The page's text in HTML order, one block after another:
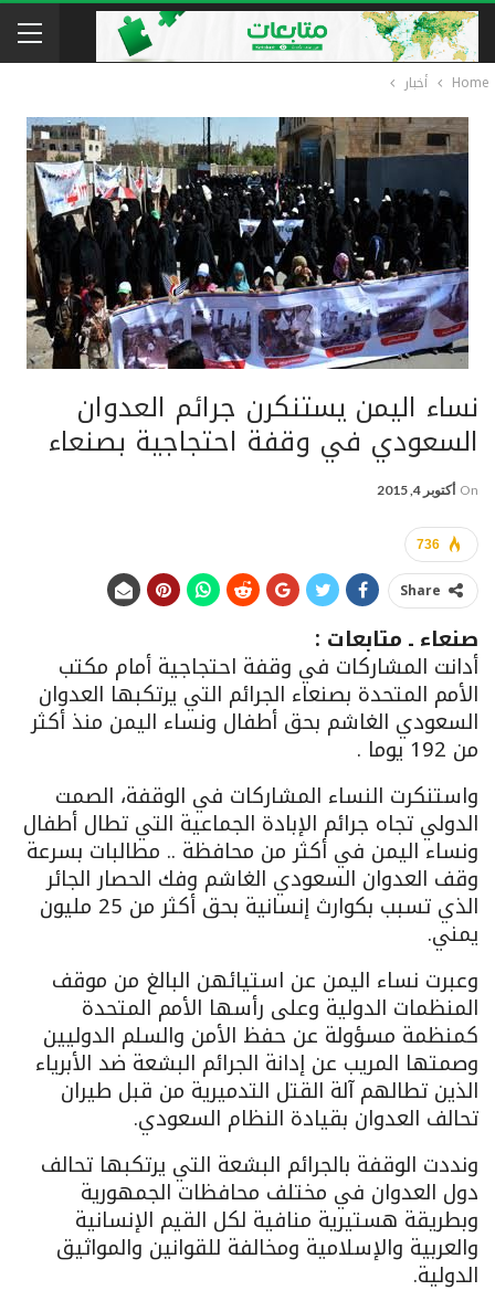
Home أخبار
نساء اليمن يستنكرن جرائم العدوان
السعودي في وقفة احتجاجية بصنعاء
On أكتوبر 4, 2015
736
Share
صنعاء ـ متابعات :
أدانت المشاركات في وقفة احتجاجية أمام مكتب
الأمم المتحدة بصنعاء الجرائم التي يرتكبها العدوان
السعودي الغاشم بحق أطفال ونساء اليمن منذ أكثر
من 192 يوما .
واستنكرت النساء المشاركات في الوقفة، الصمت
الدولي تجاه جرائم الإبادة الجماعية التي تطال أطفال
ونساء اليمن في أكثر من محافظة .. مطالبات بسرعة
وقف العدوان السعودي الغاشم وفك الحصار الجائر
الذي تسبب بكوارث إنسانية بحق أكثر من 25 مليون
يمني.
وعبرت نساء اليمن عن استيائهن البالغ من موقف
المنظمات الدولية وعلى رأسها الأمم المتحدة
كمنظمة مسؤولة عن حفظ الأمن والسلم الدوليين
وصمتها المريب عن إدانة الجرائم البشعة ضد الأبرياء
الذين تطالهم آلة القتل التدميرية من قبل طيران
تحالف العدوان بقيادة النظام السعودي.
ونددت الوقفة بالجرائم البشعة التي يرتكبها تحالف
دول العدوان في مختلف محافظات الجمهورية
وبطريقة هستيرية منافية لكل القيم الإنسانية
والعربية والإسلامية ومخالفة للقوانين والمواثيق
الدولية.